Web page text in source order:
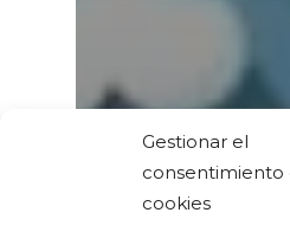
Gestionar el
consentimiento
cookies